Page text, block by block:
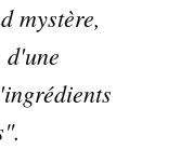
mystère,
santé
pomme —
est l’un des